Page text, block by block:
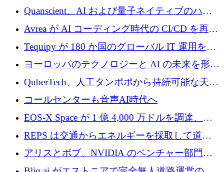
を拡大するためにシリーズ A で 2,000 万ドル
を調達
Quanscient、AI および量子ネイティブのハー
ドウェア エンジニアリングを推進するために
1,000 万ユーロを調達
Avrea が AI コーディング時代の CI/CD を再発
明するために 470 万ドルをかけてステルスか
ら浮上
Tequipy が 180 か国のグローバル IT 運用を自
動化するために 300 万ユーロ以上を調達
ヨーロッパのテクノロジーと AI の未来を形作
る: イノベーション リーダーが Nexus
Luxembourg 2026 に集まる理由
QuberTech、人工タンポポから持続可能な天然
ゴムを開発するために 340 万ポンドを調達
コールセンターも音声AI時代へ
EOS-X Space が 1 億 4,000 万ドルを調達、
Mistral が Emmi AI を買収、Bliq がエストニア
での完全無人道路運営を承認
REPS は交通からエネルギーを採取して道路
を発電所に変えるために 2,360 万ドルを調達
アリスとボブ、NVIDIA のベンチャー部門か
らの投資でシリーズ B を拡大